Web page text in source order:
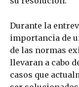
Durante la
importancia de
de las normas
llevaran a cabo
casos que